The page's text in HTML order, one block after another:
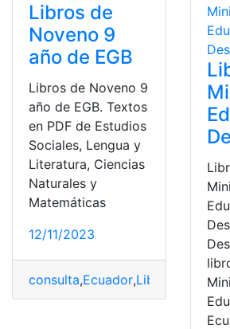
Libros de
Noveno 9
año de EGB
Libros de Noveno 9
año de EGB. Textos
en PDF de Estudios
Sociales, Lengua y
Literatura, Ciencias
Naturales y
Matemáticas
12/11/2023
consulta,Ecuador,Libros del